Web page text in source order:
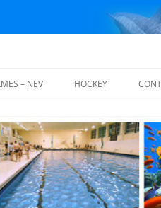
– NEV
– NEV
HOCKEY
PHOTOS